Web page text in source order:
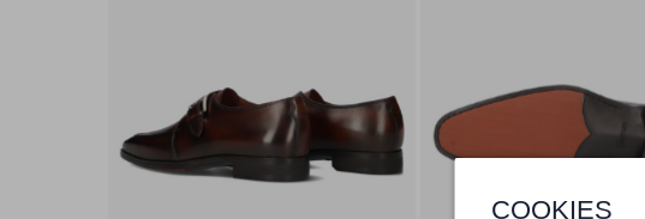
COOKIES